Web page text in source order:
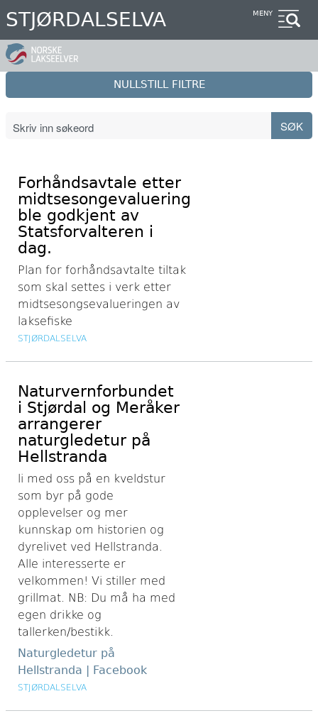
Hopp
til
hovedinnhold
STJØRDALSELVA MENY
NULLSTILL FILTRE
Forhåndsavtale etter
midtsesongevaluering
ble godkjent av
Statsforvalteren i
dag.
Plan for forhåndsavtalte tiltak
som skal settes i verk etter
midtsesongsevalueringen av
laksefiske
STJØRDALSELVA
Naturvernforbundet
i Stjørdal og Meråker
arrangerer
naturgledetur på
Hellstranda
li med oss på en kveldstur
som byr på gode
opplevelser og mer
kunnskap om historien og
dyrelivet ved Hellstranda.
Alle interesserte er
velkommen! Vi stiller med
grillmat. NB: Du må ha med
egen drikke og
tallerken/bestikk.
Naturgledetur på
Hellstranda | Facebook
STJØRDALSELVA